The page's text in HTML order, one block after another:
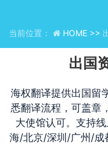
当前位置： HOME >>
出国
海权翻译提供出国留
悉翻译流程，可盖章
大使馆认可。支持
海/北京/深圳/广州/